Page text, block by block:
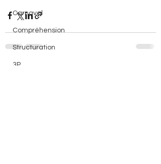
Carnaval
Compréhension
Structuration
3P